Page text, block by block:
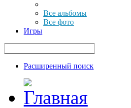
Все альбомы
Все фото
Игры
Расширенный поиск